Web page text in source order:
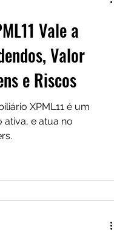
Vale a
Valor
e Riscos
XPML11 é um
ativa, e atua no